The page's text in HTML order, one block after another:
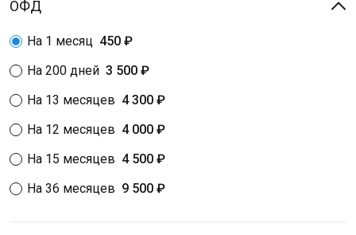
ОФД
На 1 месяц 450 ₽
На 200 дней 3 500 ₽
На 13 месяцев 4 300 ₽
На 12 месяцев 4 000 ₽
На 15 месяцев 4 500 ₽
На 36 месяцев 9 500 ₽